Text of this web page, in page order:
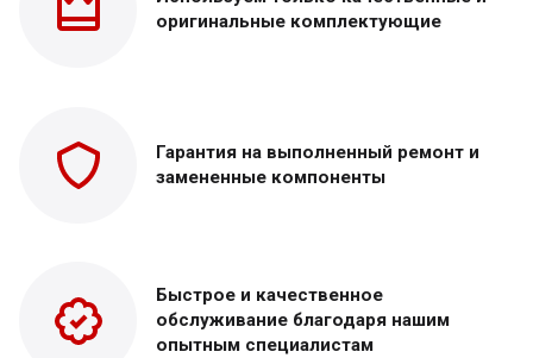
оригинальные комплектующие
Гарантия на выполненный ремонт и
замененные компоненты
Быстрое и качественное
обслуживание благодаря нашим
опытным специалистам